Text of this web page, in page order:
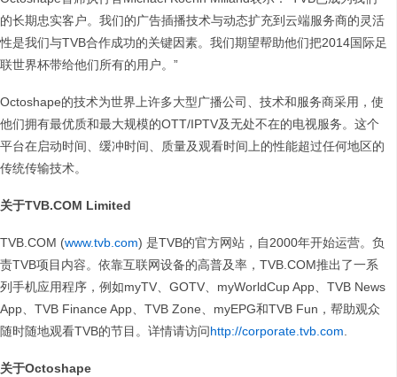
的长期忠实客户。我们的广告插播技术与动态扩充到云端服务商的灵活
性是我们与TVB合作成功的关键因素。我们期望帮助他们把2014国际足
联世界杯带给他们所有的用户。”
Octoshape的技术为世界上许多大型广播公司、技术和服务商采用，使
他们拥有最优质和最大规模的OTT/IPTV及无处不在的电视服务。这个
平台在启动时间、缓冲时间、质量及观看时间上的性能超过任何地区的
传统传输技术。
关于TVB.COM Limited
TVB.COM (www.tvb.com) 是TVB的官方网站，自2000年开始运营。负
责TVB项目内容。依靠互联网设备的高普及率，TVB.COM推出了一系
列手机应用程序，例如myTV、GOTV、myWorldCup App、TVB News
App、TVB Finance App、TVB Zone、myEPG和TVB Fun，帮助观众
随时随地观看TVB的节目。详情请访问http://corporate.tvb.com.
关于Octoshape